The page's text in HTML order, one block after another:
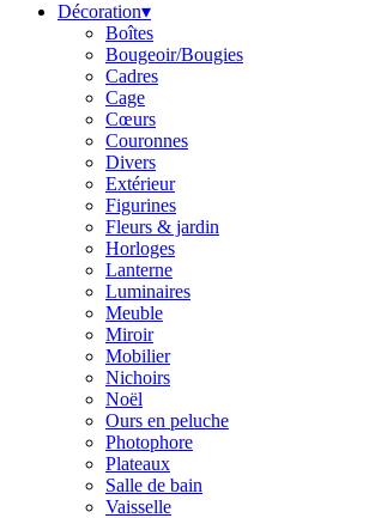
Décoration▾
Boîtes
Bougeoir/Bougies
Cadres
Cage
Cœurs
Couronnes
Divers
Extérieur
Figurines
Fleurs & jardin
Horloges
Lanterne
Luminaires
Meuble
Miroir
Mobilier
Nichoirs
Noël
Ours en peluche
Photophore
Plateaux
Salle de bain
Vaisselle